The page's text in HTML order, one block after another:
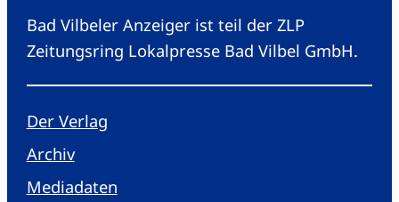
Bad Vilbeler Anzeiger ist teil der ZLP
Zeitungsring Lokalpresse Bad Vilbel GmbH.
Der Verlag
Archiv
Mediadaten